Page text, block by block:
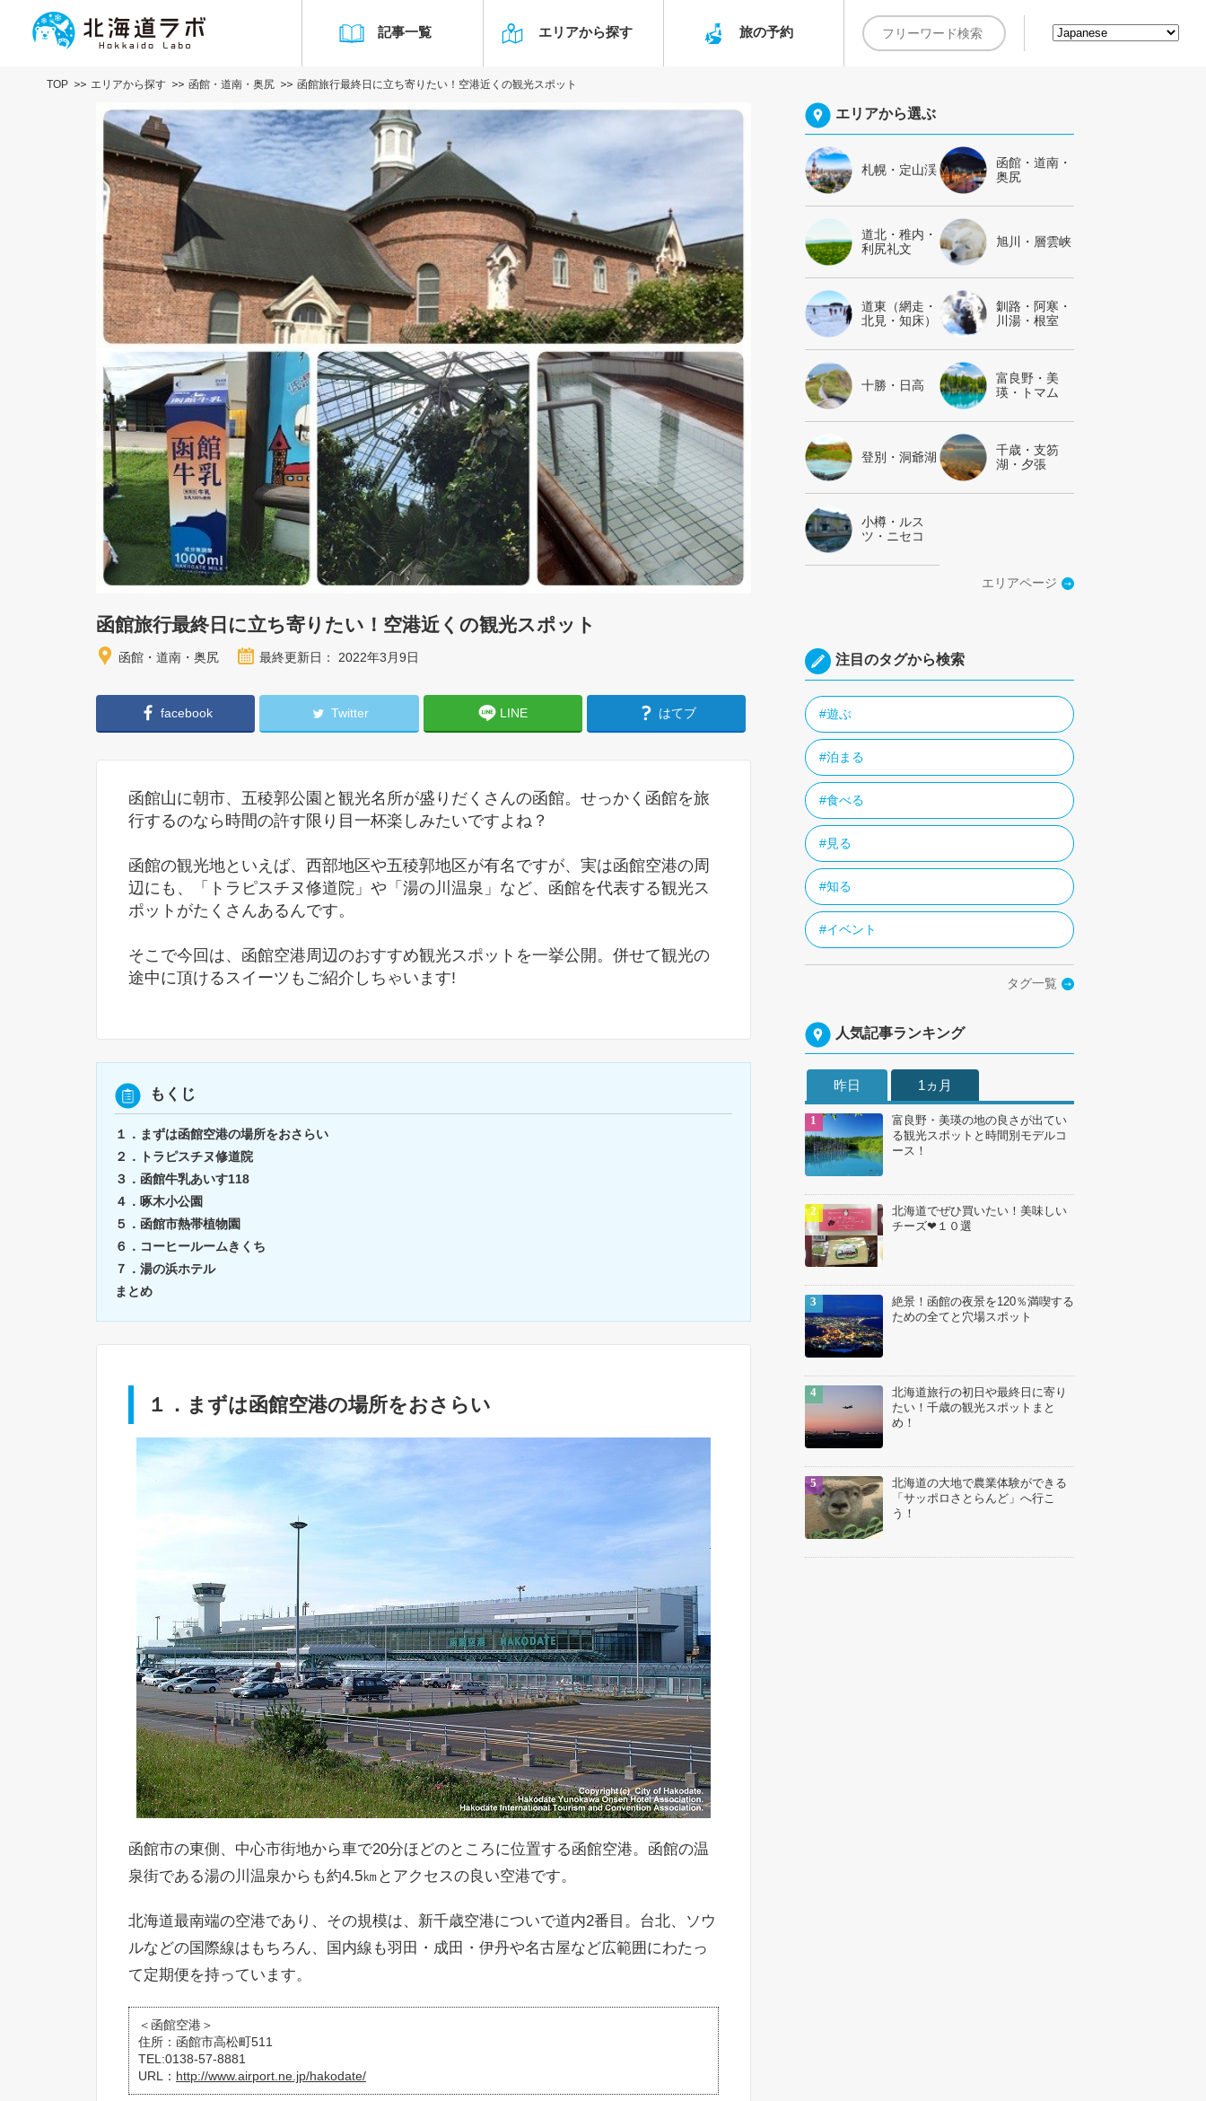
記事一覧 エリアから探す 旅の予約
TOP エリアから探す 函館・道南・奥尻 函館旅行最終日に立ち寄りたい！空港近くの観光スポット
函館旅行最終日に立ち寄りたい！空港近くの観光スポット
函館・道南・奥尻 最終更新日： 2022年3月9日
facebook Twitter LINE はてブ
函館山に朝市、五稜郭公園と観光名所が盛りだくさんの函館。せっかく函館を旅
行するのなら時間の許す限り目一杯楽しみたいですよね？
函館の観光地といえば、西部地区や五稜郭地区が有名ですが、実は函館空港の周
辺にも、「トラピスチヌ修道院」や「湯の川温泉」など、函館を代表する観光ス
ポットがたくさんあるんです。
そこで今回は、函館空港周辺のおすすめ観光スポットを一挙公開。併せて観光の
途中に頂けるスイーツもご紹介しちゃいます!
もくじ
１．まずは函館空港の場所をおさらい
２．トラピスチヌ修道院
３．函館牛乳あいす118
４．啄木小公園
５．函館市熱帯植物園
６．コーヒールームきくち
７．湯の浜ホテル
まとめ
１．まずは函館空港の場所をおさらい
函館市の東側、中心市街地から車で20分ほどのところに位置する函館空港。函館の温
泉街である湯の川温泉からも約4.5㎞とアクセスの良い空港です。
北海道最南端の空港であり、その規模は、新千歳空港についで道内2番目。台北、ソウ
ルなどの国際線はもちろん、国内線も羽田・成田・伊丹や名古屋など広範囲にわたっ
て定期便を持っています。
＜函館空港＞
住所：函館市高松町511
TEL:0138‐57-8881
URL： http://www.airport.ne.jp/hakodate/
エリアから選ぶ
札幌・定山渓
函館・道南・
奥尻
道北・稚内・
利尻礼文
旭川・層雲峡
道東（網走・
北見・知床）
釧路・阿寒・
川湯・根室
十勝・日高
富良野・美
瑛・トマム
登別・洞爺湖
千歳・支笏
湖・夕張
小樽・ルス
ツ・ニセコ
エリアページ
注目のタグから検索
#遊ぶ
#泊まる
#食べる
#見る
#知る
#イベント
タグ一覧
人気記事ランキング
昨日 1ヵ月
富良野・美瑛の地の良さが出てい
る観光スポットと時間別モデルコ
ース！
北海道でぜひ買いたい！美味しい
チーズ❤１０選
絶景！函館の夜景を120％満喫する
ための全てと穴場スポット
北海道旅行の初日や最終日に寄り
たい！千歳の観光スポットまと
め！
北海道の大地で農業体験ができる
「サッポロさとらんど」へ行こ
う！